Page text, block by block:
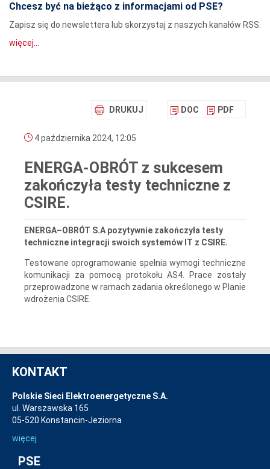
Chcesz być na bieżąco z informacjami od PSE?
Zapisz się do newslettera lub skorzystaj z naszych kanałów RSS.
więcej...
DRUKUJ DOC PDF
4 października 2024, 12:05
ENERGA-OBRÓT z sukcesem
zakończyła testy techniczne z
CSIRE.
ENERGA–OBRÓT S.A pozytywnie zakończyła testy
techniczne integracji swoich systemów IT z CSIRE.
Testowane oprogramowanie spełnia wymogi techniczne
komunikacji za pomocą protokołu AS4. Prace zostały
przeprowadzone w ramach zadania określonego w Planie
wdrożenia CSIRE.
KONTAKT
Polskie Sieci Elektroenergetyczne S.A.
ul. Warszawska 165
05-520 Konstancin-Jeziorna
więcej
PSE